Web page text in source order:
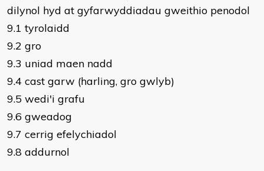
dilynol hyd at gyfarwyddiadau gweithio penodol
9.1 tyrolaidd
9.2 gro
9.3 uniad maen nadd
9.4 cast garw (harling, gro gwlyb)
9.5 wedi'i grafu
9.6 gweadog
9.7 cerrig efelychiadol
9.8 addurnol